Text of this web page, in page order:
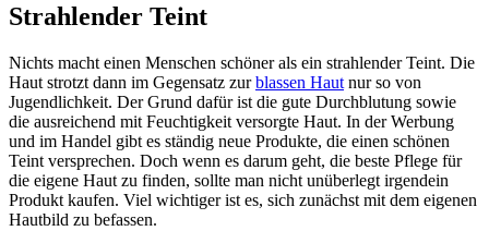
Strahlender Teint
Nichts macht einen Menschen schöner als ein strahlender Teint. Die
Haut strotzt dann im Gegensatz zurblassen Haut nur so von
Jugendlichkeit. Der Grund dafür ist die gute Durchblutung sowie
die ausreichend mit Feuchtigkeit versorgte Haut. In der Werbung
und im Handel gibt es ständig neue Produkte, die einen schönen
Teint versprechen. Doch wenn es darum geht, die beste Pflege für
die eigene Haut zu finden, sollte man nicht unüberlegt irgendein
Produkt kaufen. Viel wichtiger ist es, sich zunächst mit dem eigenen
Hautbild zu befassen.